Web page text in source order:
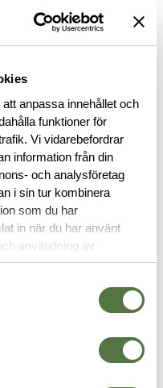
anpassa innehållet och
funktioner för
Vi vidarebefordrar
information från din
och analysföretag
i sin tur kombinera
som du har
in när du har använt
användning av
av